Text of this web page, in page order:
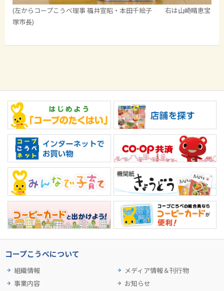
(左からコープこうべ理事 福井宣昭・本田千絵子 右は山崎晴恵宝
塚市長)
コープこうべについて
組織情報
事業内容
メディア情報＆刊行物
お知らせ